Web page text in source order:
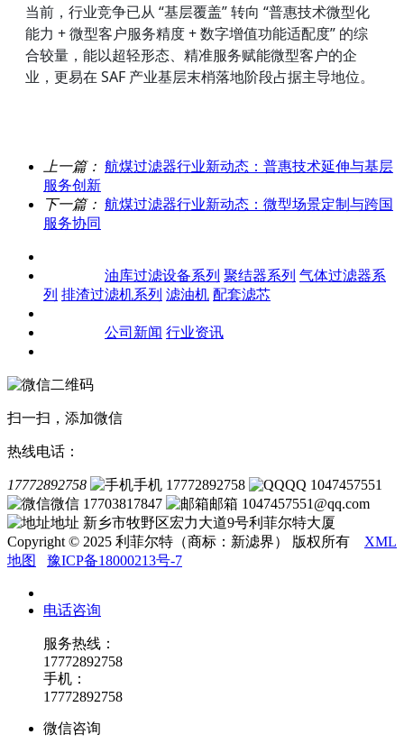
当前，行业竞争已从 “基层覆盖” 转向 “普惠技术微型化
能力 + 微型客户服务精度 + 数字增值功能适配度” 的综
合较量，能以超轻形态、精准服务赋能微型客户的企
业，更易在 SAF 产业基层末梢落地阶段占据主导地位。
上一篇： 航煤过滤器行业新动态：普惠技术延伸与基层
服务创新
下一篇： 航煤过滤器行业新动态：微型场景定制与跨国
服务协同
油库过滤设备系列 聚结器系列 气体过滤器系
列 排渣过滤机系列 滤油机 配套滤芯
公司新闻 行业资讯
扫一扫，添加微信
热线电话：
17772892758 手机 17772892758
QQ 1047457551
微信 17703817847
邮箱 1047457551@qq.com
地址 新乡市牧野区宏力大道9号利菲尔特大厦
Copyright © 2025 利菲尔特（商标：新滤界） 版权所有 XML
地图
豫ICP备18000213号-7
电话咨询
服务热线：
17772892758
手机：
17772892758
微信咨询